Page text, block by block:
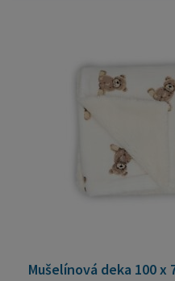
Mušelínová deka 100 x